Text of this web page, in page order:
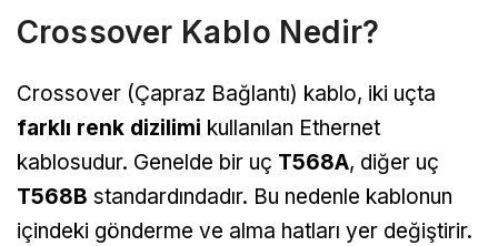
Crossover Kablo Nedir?
Crossover (Çapraz Bağlantı) kablo, iki uçta
farklı renk dizilimi kullanılan Ethernet
kablosudur. Genelde bir uç T568A, diğer uç
T568B standardındadır. Bu nedenle kablonun
içindeki gönderme ve alma hatları yer değiştirir.